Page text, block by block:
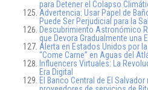
para Detener el Colapso
Advertencia: Usar Papel de
Puede Ser Perjudicial para la
Descubrimiento Astronómico
que Devora Gradualmente una
Alerta en Estados Unidos por
“Come Carne” en Aguas del
Influencers Virtuales: La
Era Digital
El Banco Central de El